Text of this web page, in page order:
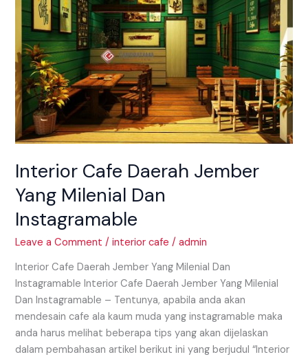
Interior Cafe Daerah Jember
Yang Milenial Dan
Instagramable
Leave a Comment /interior cafe /admin
Interior Cafe Daerah Jember Yang Milenial Dan
Instagramable Interior Cafe Daerah Jember Yang Milenial
Dan Instagramable – Tentunya, apabila anda akan
mendesain cafe ala kaum muda yang instagramable maka
anda harus melihat beberapa tips yang akan dijelaskan
dalam pembahasan artikel berikut ini yang berjudul “Interior
Yang
Milenial
Dan
Instagramable